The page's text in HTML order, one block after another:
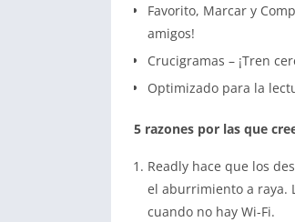
Favorito, Marcar y
amigos!
Crucigramas – ¡Tren
Optimizado para la
5 razones por las que
Readly hace que los
el aburrimiento a raya.
cuando no hay Wi-Fi.